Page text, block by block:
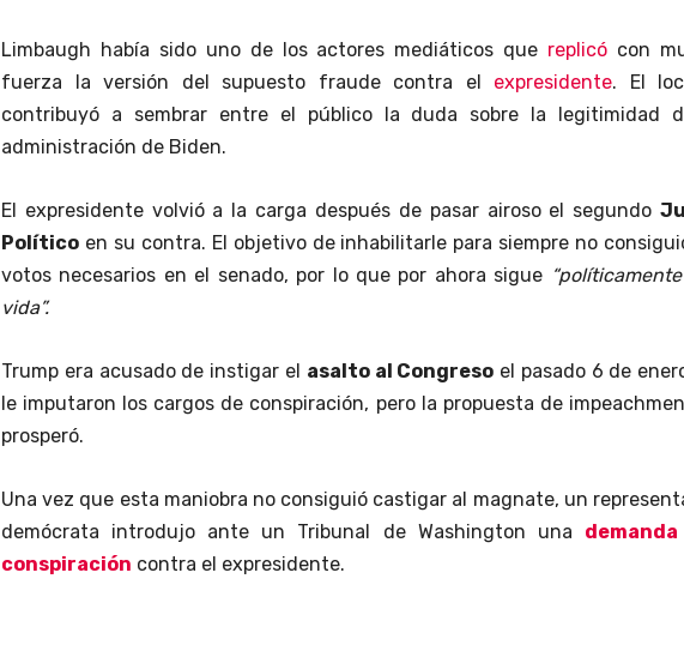
Limbaugh había sido uno de los actores mediáticos que replicó con
fuerza la versión del supuesto fraude contra el expresidente. El
contribuyó a sembrar entre el público la duda sobre la legitimidad
administración de Biden.
El expresidente volvió a la carga después de pasar airoso el segundo
Político en su contra. El objetivo de inhabilitarle para siempre no
votos necesarios en el senado, por lo que por ahora sigue
vida”.
Trump era acusado de instigar el asalto al Congreso el pasado 6 de
le imputaron los cargos de conspiración, pero la propuesta de
prosperó.
Una vez que esta maniobra no consiguió castigar al magnate, un
demócrata introdujo ante un Tribunal de Washington una
conspiración contra el expresidente.